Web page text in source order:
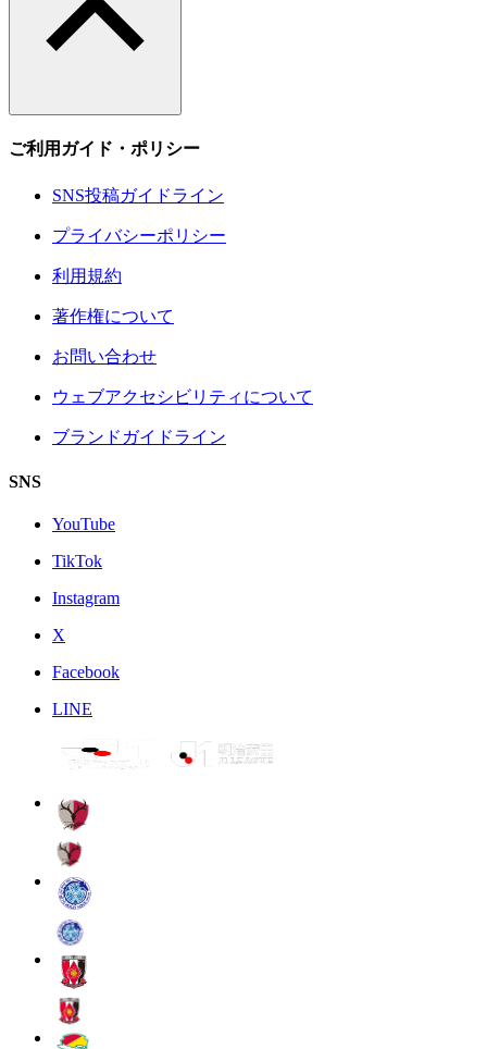
ご利用ガイド・ポリシー
SNS投稿ガイドライン
プライバシーポリシー
利用規約
著作権について
お問い合わせ
ウェブアクセシビリティについて
ブランドガイドライン
SNS
YouTube
TikTok
Instagram
X
Facebook
LINE